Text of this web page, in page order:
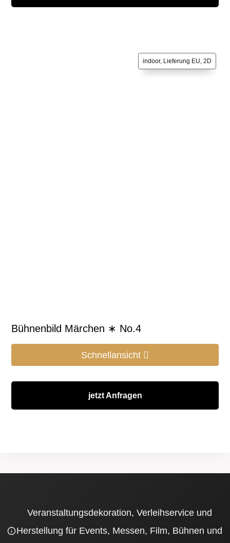
indoor, Lieferung EU, 2D
Bühnenbild Märchen ∗ No.4
Schnellansicht
jetzt Anfragen
Veranstaltungsdekoration, Verleihservice und
Herstellung für Events, Messen, Film, Bühnen und